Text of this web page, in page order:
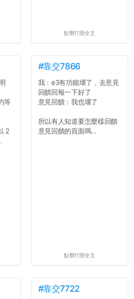
點擊打開全文
等
2
#靠交7866
我：e3有功能壞了，去意見
回饋回報一下好了
意見回饋：我也壞了
所以有人知道要怎麼樣回饋
意見回饋的頁面嗎...
點擊打開全文
#靠交7722